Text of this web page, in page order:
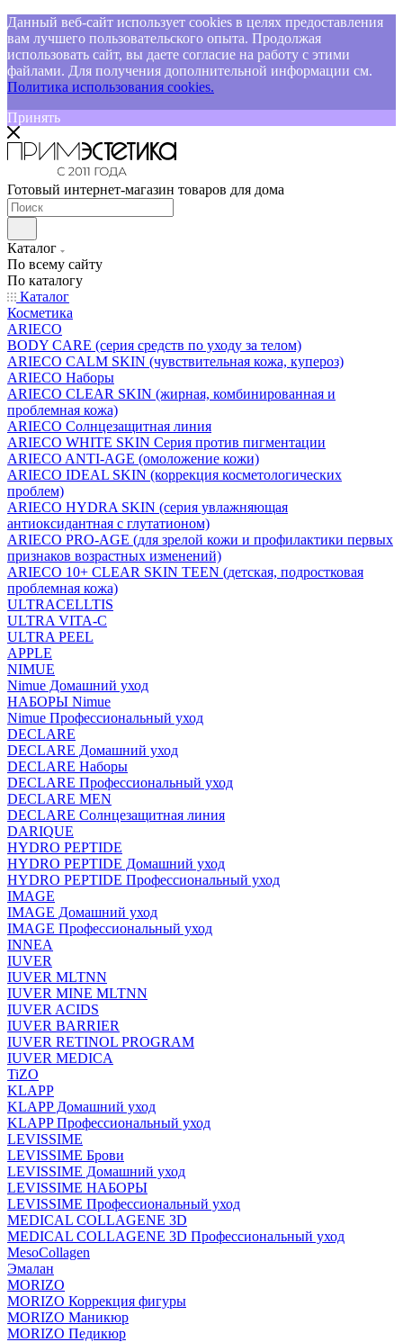
Данный веб-сайт использует cookies в целях предоставления
вам лучшего пользовательского опыта. Продолжая
использовать сайт, вы даете согласие на работу с этими
файлами. Для получения дополнительной информации см.
Политика использования cookies.
Принять
Готовый интернет-магазин товаров для дома
Каталог
По всему сайту
По каталогу
Каталог
Косметика
ARIECO
BODY CARE (серия средств по уходу за телом)
ARIECO CALM SKIN (чувствительная кожа, купероз)
ARIECO Наборы
ARIECO CLEAR SKIN (жирная, комбинированная и
проблемная кожа)
ARIECO Солнцезащитная линия
ARIECO WHITE SKIN Серия против пигментации
ARIECO ANTI-AGE (омоложение кожи)
ARIECO IDEAL SKIN (коррекция косметологических
проблем)
ARIECO HYDRA SKIN (серия увлажняющая
антиоксидантная с глутатионом)
ARIECO PRO-AGE (для зрелой кожи и профилактики первых
признаков возрастных изменений)
ARIECO 10+ CLEAR SKIN TEEN (детская, подростковая
проблемная кожа)
ULTRACELLTIS
ULTRA VITA-C
ULTRA PEEL
APPLE
NIMUE
Nimue Домашний уход
НАБОРЫ Nimue
Nimue Профессиональный уход
DECLARE
DECLARE Домашний уход
DECLARE Наборы
DECLARE Профессиональный уход
DECLARE MEN
DECLARE Солнцезащитная линия
DARIQUE
HYDRO PEPTIDE
HYDRO PEPTIDE Домашний уход
HYDRO PEPTIDE Профессиональный уход
IMAGE
IMAGE Домашний уход
IMAGE Профессиональный уход
INNEA
IUVER
IUVER MLTNN
IUVER MINE MLTNN
IUVER ACIDS
IUVER BARRIER
IUVER RETINOL PROGRAM
IUVER MEDICA
TiZO
KLAPP
KLAPP Домашний уход
KLAPP Профессиональный уход
LEVISSIME
LEVISSIME Брови
LEVISSIME Домашний уход
LEVISSIME НАБОРЫ
LEVISSIME Профессиональный уход
MEDICAL COLLAGENE 3D
MEDICAL COLLAGENE 3D Профессиональный уход
MesoCollagen
Эмалан
MORIZO
MORIZO Коррекция фигуры
MORIZO Маникюр
MORIZO Педикюр